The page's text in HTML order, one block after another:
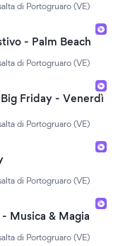
di Portogruaro (VE)
- Palm Beach
di Portogruaro (VE)
Friday - Venerdì
di Portogruaro (VE)
di Portogruaro (VE)
Musica & Magia
di Portogruaro (VE)